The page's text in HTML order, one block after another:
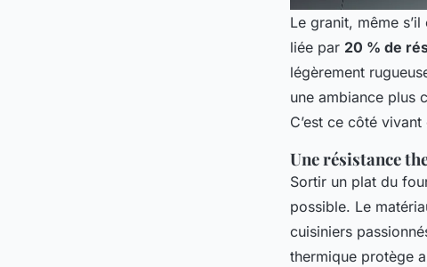
Le granit, même
liée par 20 % de
légèrement
une ambiance plus
C’est ce côté
Une résistance
Sortir un plat du
possible. Le
cuisiniers
thermique protège